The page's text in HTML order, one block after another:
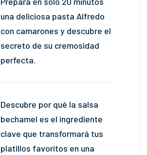
una deliciosa pasta Alfredo
con camarones y descubre el
secreto de su cremosidad
perfecta.
Descubre por qué la salsa
bechamel es el ingrediente
clave que transformará tus
platillos favoritos en una